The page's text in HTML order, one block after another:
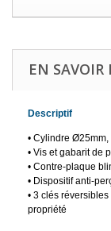
EN SAVOIR
Descriptif
• Cylindre Ø25mm,
• Vis et gabarit de
• Contre-plaque
• Dispositif anti-
• 3 clés
propriété